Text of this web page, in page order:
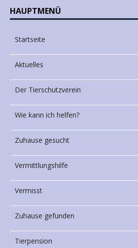
HAUPTMENÜ
Startseite
Aktuelles
Der Tierschutzverein
Wie kann ich helfen?
Zuhause gesucht
Vermittlungshilfe
Vermisst
Zuhause gefunden
Tierpension